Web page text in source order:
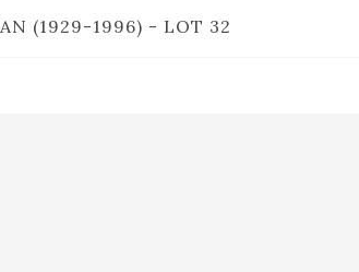
(1929-1996) - LOT 32